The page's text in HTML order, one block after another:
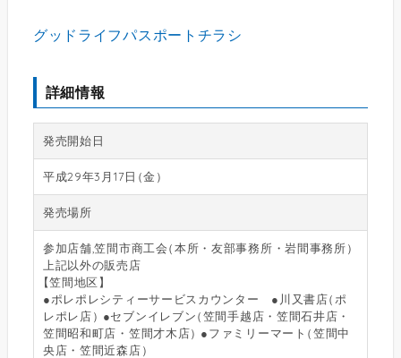
グッドライフパスポートチラシ
詳細情報
発売開始日
平成29年3月17日（金 ）
発売場所
参加店舗,笠間市商工会（本所・友部事務所・岩間事務所）
上記以外の販売店
【笠間地区 】
●ポレポレシティーサービスカウンター ●川又書店（ ポ
レポレ店）●セブンイレブン（笠間手越店・笠間石井店・
笠間昭和町店・笠間才木店）●ファミリーマート（笠間中
央店・笠間近森店）